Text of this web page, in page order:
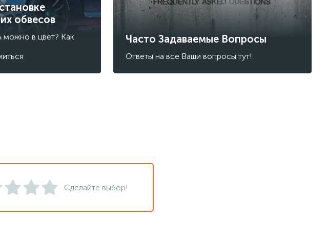
обвесов
можно в цвет? Как
Часто Задаваемые Вопросы
Ответы на все Ваши вопросы тут!
Сделайте выбор!